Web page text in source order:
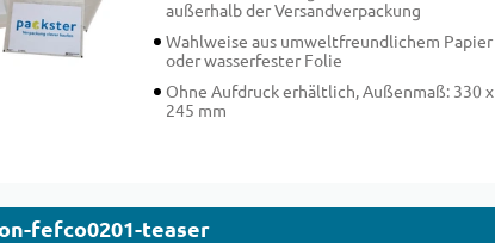
außerhalb der Versandverpackung
Wahlweise aus umweltfreundlichem Papier
oder wasserfester Folie
Ohne Aufdruck erhältlich, Außenmaß: 330 x
245 mm
fefco0201-teaser